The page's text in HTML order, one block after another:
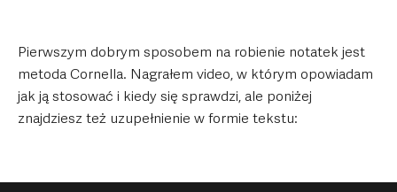
Pierwszym dobrym sposobem na robienie notatek jest
metoda Cornella. Nagrałem video, w którym opowiadam
jak ją stosować i kiedy się sprawdzi, ale poniżej
znajdziesz też uzupełnienie w formie tekstu: